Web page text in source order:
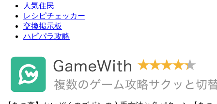
人気住民
レシピチェッカー
交換掲示板
ハピパラ攻略